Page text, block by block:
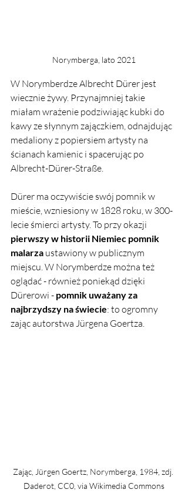
Norymberga, lato 2021
W Norymberdze Albrecht Dürer jest
wiecznie żywy. Przynajmniej takie
miałam wrażenie podziwiając kubki do
kawy ze słynnym zajączkiem, odnajdując
medaliony z popiersiem artysty na
ścianach kamienic i spacerując po
Albrecht-Dürer-Straße.
Dürer ma oczywiście swój pomnik w
mieście, wzniesiony w 1828 roku, w 300-
lecie śmierci artysty. To przy okazji
pierwszy w historii Niemiec pomnik
malarza ustawiony w publicznym
miejscu. W Norymberdze można też
oglądać - również poniekąd dzięki
Dürerowi - pomnik uważany za
najbrzydszy na świecie: to ogromny
zając autorstwa Jürgena Goertza.
Zając, Jürgen Goertz, Norymberga, 1984, zdj.
Daderot, CC0, via Wikimedia Commons